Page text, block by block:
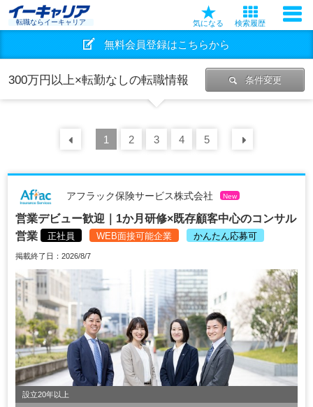
転職ならイーキャリア 気になる 検索履歴
無料会員登録はこちらから
300万円以上×転勤なしの転職情報 条件変更
前の 30
1 2 3 4 5
アフラック保険サービス株式会社 New
営業デビュー歓迎｜1か月研修×既存顧客中心のコンサル
営業
正社員 WEB面接可能企業 かんたん応募可
掲載終了日：2026/8/7
設立20年以上